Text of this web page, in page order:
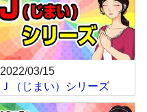
2022/03/15
Ｊ（じまい）シリーズ